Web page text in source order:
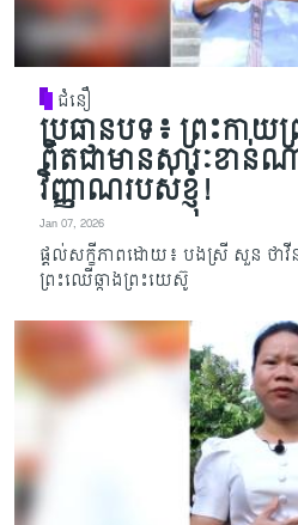
ជំនឿ
ប្រធានបទ៖ ព្រះកាយ
ពិតជាមានសារៈខាន់ណ
វិញ្ញាណរបស់ខ្ញុំ!
Jan 07, 2026
ផ្តល់សក្ខីភាពដោយ៖ បងស្រី សួន ថា
ព្រះឈើឆ្កាងព្រះយេស៊ូ